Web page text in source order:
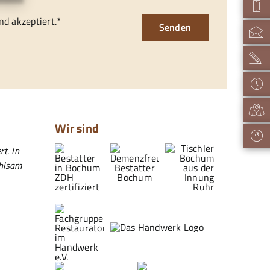
akzeptiert.* Senden
In
Wir sind